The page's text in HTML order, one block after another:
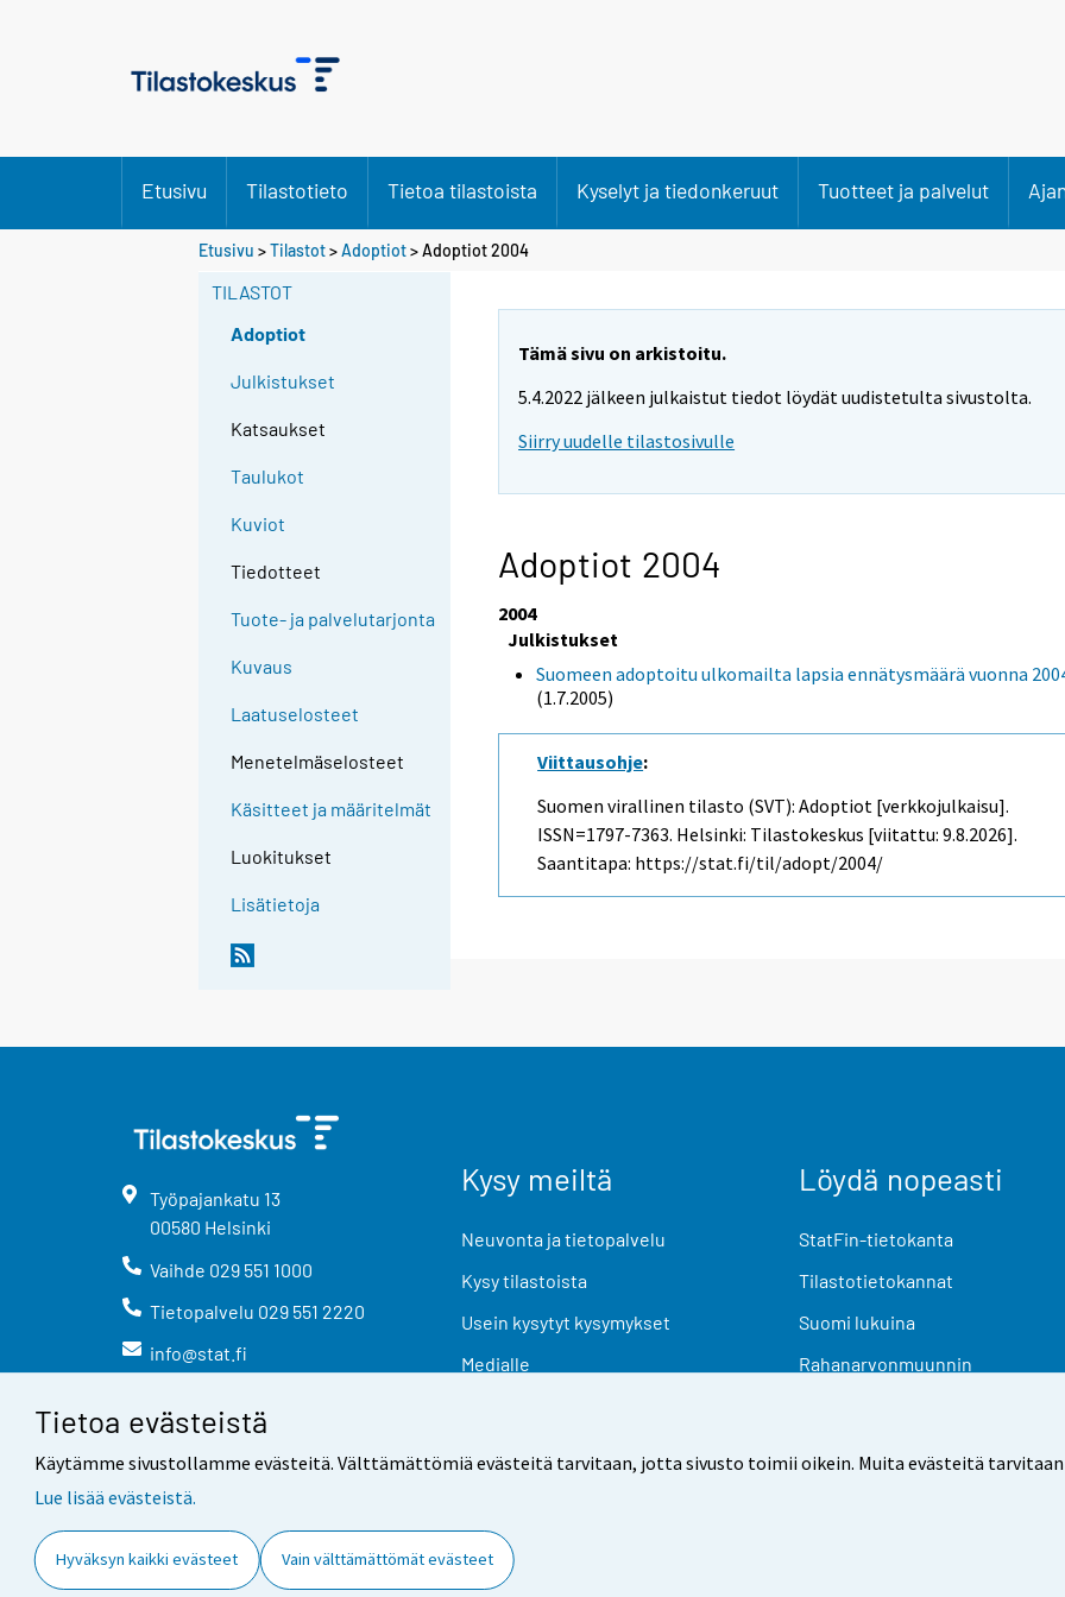
Tietoa evästeistä
Käytämme sivustollamme evästeitä. Välttämättömiä evästeitä tarvitaan, jotta sivusto toimii oikein. Muita evästeitä
Lue lisää evästeistä.
Hyväksyn kaikki evästeet Vain välttämättömät evästeet
Etusivu Tilastotieto Tietoa tilastoista Kyselyt ja tiedonkeruut Tuotteet ja palvelut
Etusivu >Tilastot>Adoptiot> Adoptiot 2004
TILASTOT
Adoptiot
Julkistukset
Katsaukset
Taulukot
Kuviot
Tiedotteet
Tuote- ja palvelutarjonta
Kuvaus
Laatuselosteet
Menetelmäselosteet
Käsitteet ja määritelmät
Luokitukset
Lisätietoja
Tämä sivu on arkistoitu.
5.4.2022 jälkeen julkaistut tiedot löydät uudistetulta sivustolta.
Siirry uudelle tilastosivulle
Adoptiot 2004
2004
Julkistukset
Suomeen adoptoitu ulkomailta lapsia ennätysmäärä vuonna
(1.7.2005)
Viittausohje:
Suomen virallinen tilasto (SVT): Adoptiot [verkkojulkaisu].
ISSN=1797-7363. Helsinki: Tilastokeskus [viitattu: 9.8.2026].
Saantitapa: https://stat.fi/til/adopt/2004/
Työpajankatu 13
00580 Helsinki
Vaihde 029 551 1000
Tietopalvelu 029 551 2220
info@stat.fi
Kysy meiltä
Neuvonta ja tietopalvelu
Kysy tilastoista
Usein kysytyt kysymykset
Medialle
Löydä nopeasti
StatFin-tietokanta
Tilastotietokannat
Suomi lukuina
Rahanarvonmuunnin
Yhteystiedot Palaute